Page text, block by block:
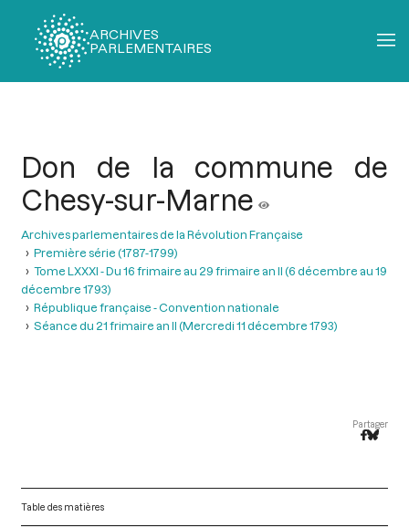
ARCHIVES
PARLEMENTAIRES
Don de la commune de
Chesy-sur-Marne
Archives parlementaires de la Révolution Française
Première série (1787-1799)
Tome LXXXI - Du 16 frimaire au 29 frimaire an II (6 décembre au 19
décembre 1793)
République française - Convention nationale
Séance du 21 frimaire an II (Mercredi 11 décembre 1793)
Partager
Table des matières